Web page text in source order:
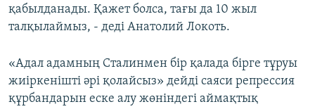
қабылданады. Қажет болса, тағы да 10 жыл
талқылаймыз, - деді Анатолий Локоть.
«Адал адамның Сталинмен бір қалада бірге тұруы
жиіркенішті әрі қолайсыз» дейді саяси репрессия
құрбандарын еске алу жөніндегі аймақтық